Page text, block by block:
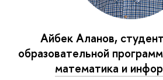
Айбек Аланов,
образовательной
математика и